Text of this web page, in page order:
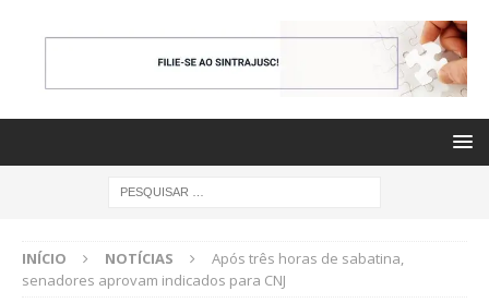
INÍCIO NOTÍCIAS
Após três horas de sabatina,
senadores aprovam indicados para CNJ